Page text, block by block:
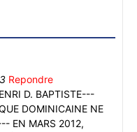
Repondre
D. BAPTISTE---
DOMINICAINE NE
EN MARS 2012,